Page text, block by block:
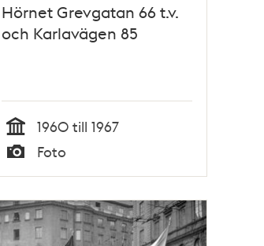
Hörnet Grevgatan 66 t.v.
och Karlavägen 85
Tid
1960 till 1967
Typ
Foto